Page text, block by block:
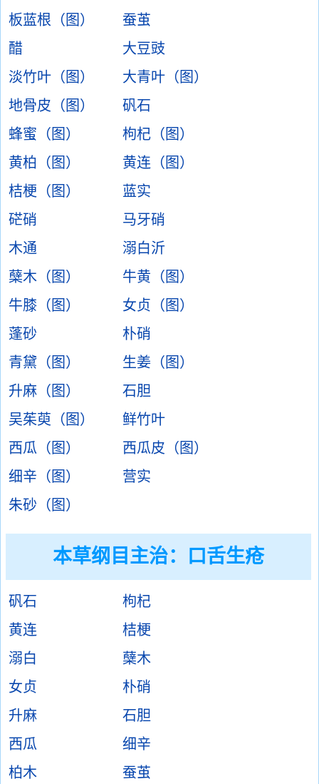
板蓝根（图）
蚕茧
醋
大豆豉
淡竹叶（图）
大青叶（图）
地骨皮（图）
矾石
蜂蜜（图）
枸杞（图）
黄柏（图）
黄连（图）
桔梗（图）
蓝实
硭硝
马牙硝
木通
溺白沂
蘖木（图）
牛黄（图）
牛膝（图）
女贞（图）
蓬砂
朴硝
青黛（图）
生姜（图）
升麻（图）
石胆
吴茱萸（图）
鲜竹叶
西瓜（图）
西瓜皮（图）
细辛（图）
营实
朱砂（图）
本草纲目主治：口舌生疮
矾石
枸杞
黄连
桔梗
溺白
蘖木
女贞
朴硝
升麻
石胆
西瓜
细辛
柏木
蚕茧